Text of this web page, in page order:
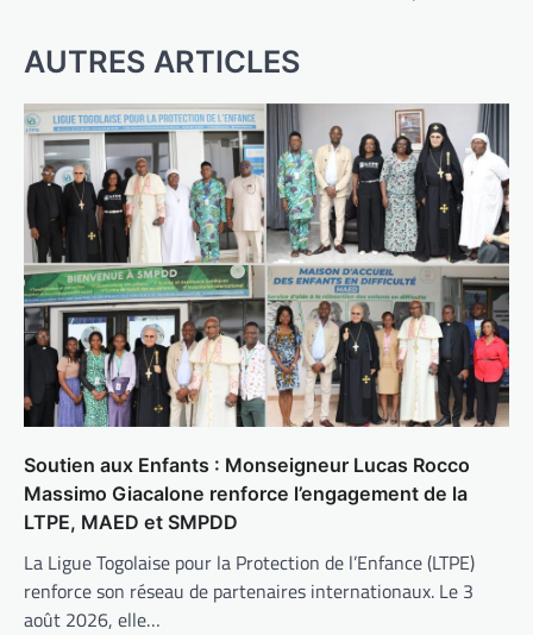
AUTRES ARTICLES
Soutien aux Enfants : Monseigneur Lucas Rocco
Massimo Giacalone renforce l’engagement de la
LTPE, MAED et SMPDD
La Ligue Togolaise pour la Protection de l’Enfance (LTPE)
renforce son réseau de partenaires internationaux. Le 3
août 2026, elle…